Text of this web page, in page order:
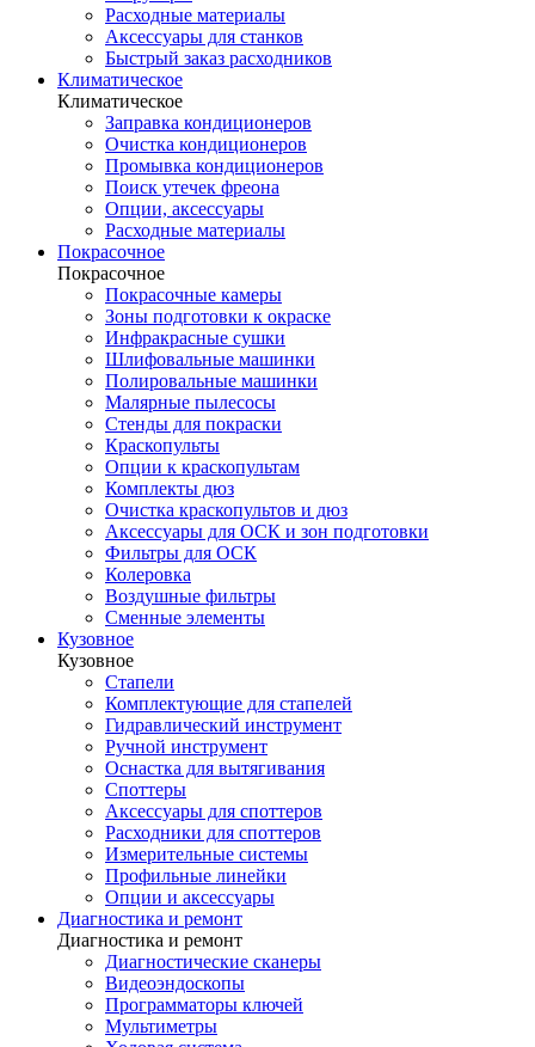
Расходные материалы
Аксессуары для станков
Быстрый заказ расходников
Климатическое
Климатическое
Заправка кондиционеров
Очистка кондиционеров
Промывка кондиционеров
Поиск утечек фреона
Опции, аксессуары
Расходные материалы
Покрасочное
Покрасочное
Покрасочные камеры
Зоны подготовки к окраске
Инфракрасные сушки
Шлифовальные машинки
Полировальные машинки
Малярные пылесосы
Стенды для покраски
Краскопульты
Опции к краскопультам
Комплекты дюз
Очистка краскопультов и дюз
Аксессуары для ОСК и зон подготовки
Фильтры для ОСК
Колеровка
Воздушные фильтры
Сменные элементы
Кузовное
Кузовное
Стапели
Комплектующие для стапелей
Гидравлический инструмент
Ручной инструмент
Оснастка для вытягивания
Споттеры
Аксессуары для споттеров
Расходники для споттеров
Измерительные системы
Профильные линейки
Опции и аксессуары
Диагностика и ремонт
Диагностика и ремонт
Диагностические сканеры
Видеоэндоскопы
Программаторы ключей
Мультиметры